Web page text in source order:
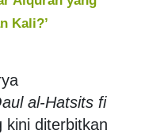
Kali?’
al-Hatsits fi
kini diterbitkan